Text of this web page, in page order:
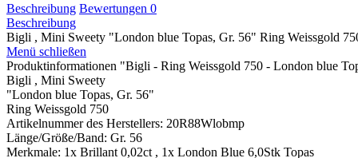
Beschreibung Bewertungen 0
Beschreibung
Bigli , Mini Sweety "London blue Topas, Gr. 56" Ring Weissgold
Menü schließen
Produktinformationen "Bigli - Ring Weissgold 750 - London blue
Bigli , Mini Sweety
"London blue Topas, Gr. 56"
Ring Weissgold 750
Artikelnummer des Herstellers: 20R88Wlobmp
Länge/Größe/Band: Gr. 56
Merkmale: 1x Brillant 0,02ct , 1x London Blue 6,0Stk Topas